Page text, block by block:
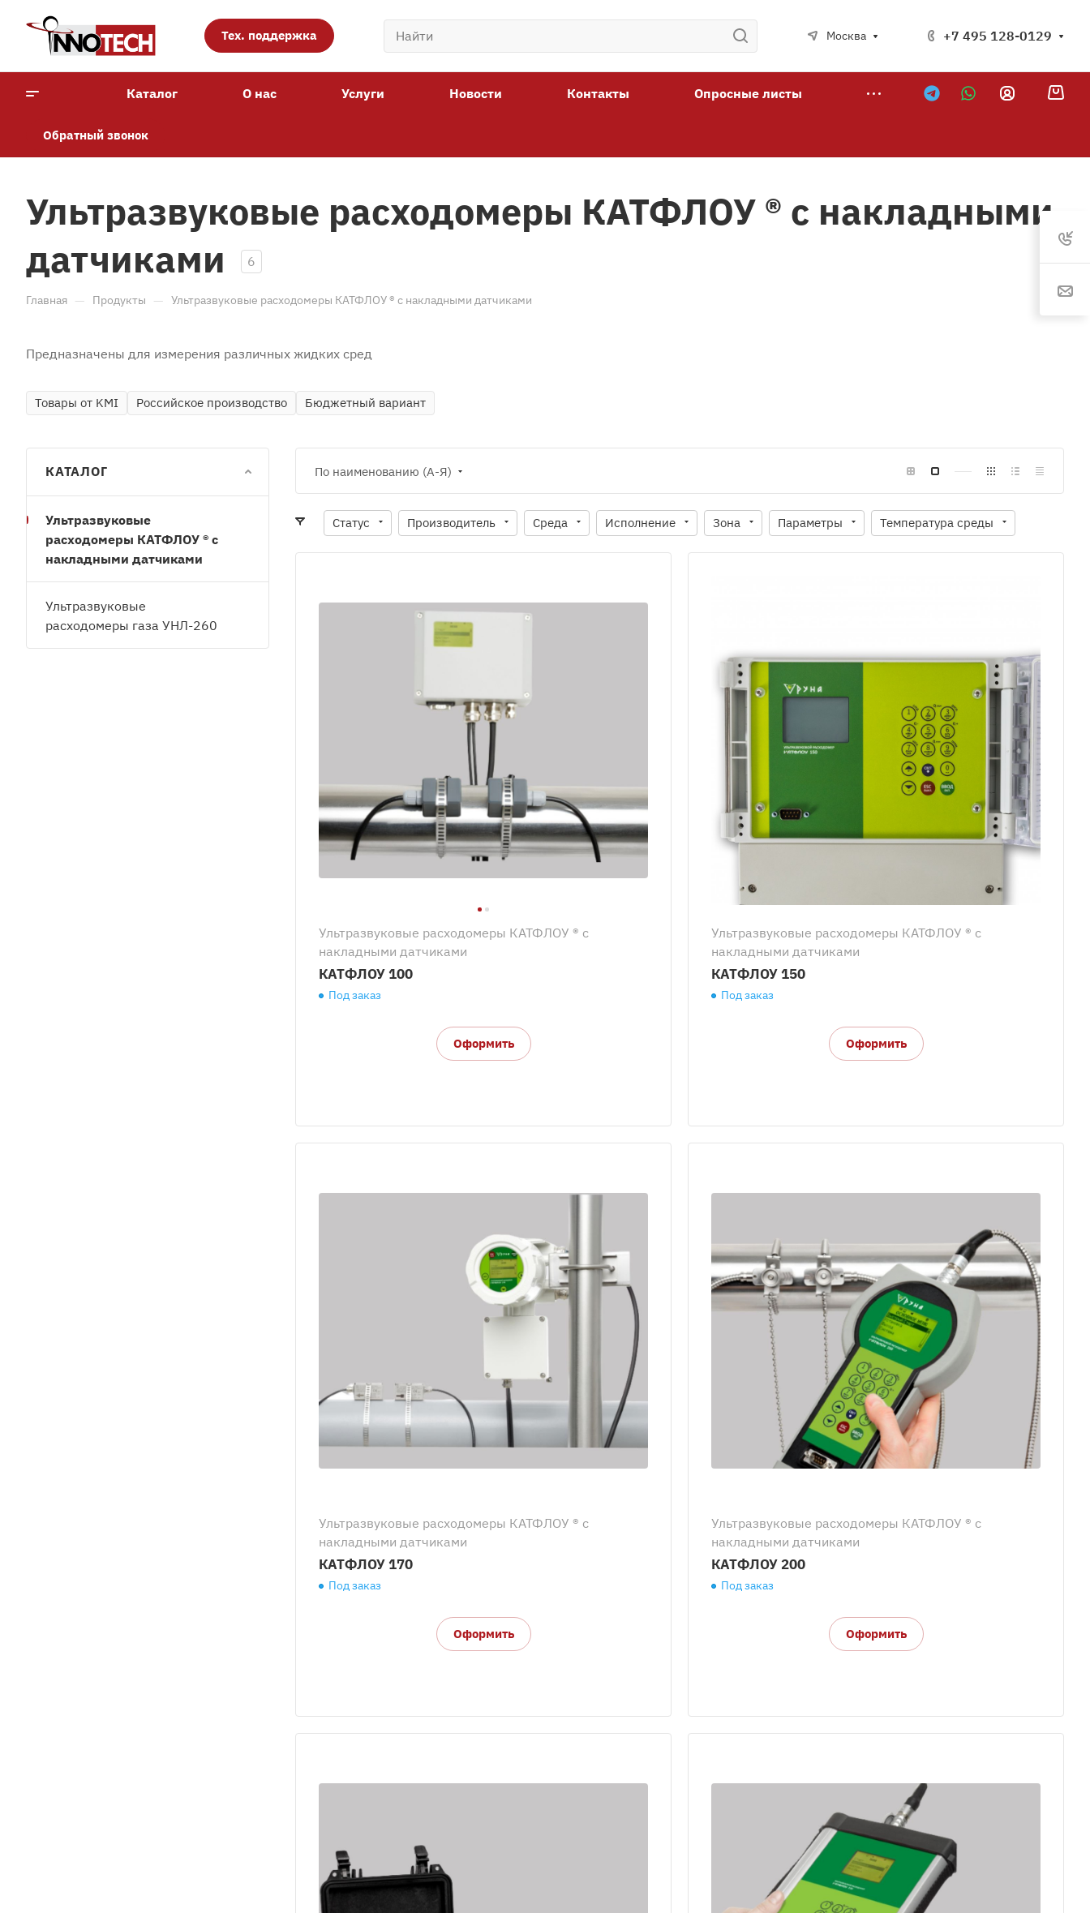
Тех. поддержка Москва +7 495 128-0129
Каталог О нас Услуги Новости Контакты Опросные листы
Обратный звонок
Ультразвуковые расходомеры КАТФЛОУ ® с накладными
датчиками
6
Главная — Продукты — Ультразвуковые расходомеры КАТФЛОУ ® с накладными датчиками
Предназначены для измерения различных жидких сред
Товары от KMI Российское производство Бюджетный вариант
По наименованию (А-Я)
Статус Производитель Среда Исполнение Зона Параметры Температура среды
Ультразвуковые расходомеры КАТФЛОУ ® с
накладными датчиками
КАТФЛОУ 100
Под заказ
Оформить
Ультразвуковые расходомеры КАТФЛОУ ® с
накладными датчиками
КАТФЛОУ 150
Под заказ
Оформить
Ультразвуковые расходомеры КАТФЛОУ ® с
накладными датчиками
КАТФЛОУ 170
Под заказ
Оформить
Ультразвуковые расходомеры КАТФЛОУ ® с
накладными датчиками
КАТФЛОУ 200
Под заказ
Оформить
КАТАЛОГ
Ультразвуковые
расходомеры КАТФЛОУ ® с
накладными датчиками
Ультразвуковые
расходомеры газа УНЛ-260